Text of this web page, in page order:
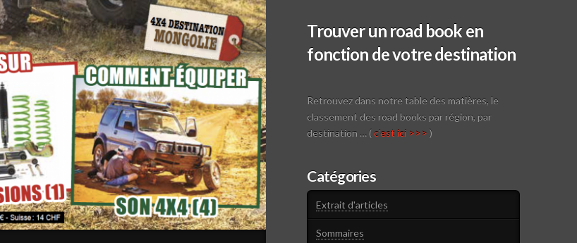
Trouver un road book en
fonction de votre destination
Retrouvez dans notre table des matières, le
classement des road books par région, par
destination … (c'est ici >>> )
Catégories
Extrait d'articles
Sommaires